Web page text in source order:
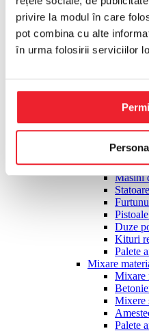
privire la modul în care
pot combina cu alte
în urma folosirii serviciilor
Placi
Slefuire,
Pietre
Talere
Tencuire,
Masini
Duze
Kituri
Palete
Mixare
Mixare
Mixere
Palete